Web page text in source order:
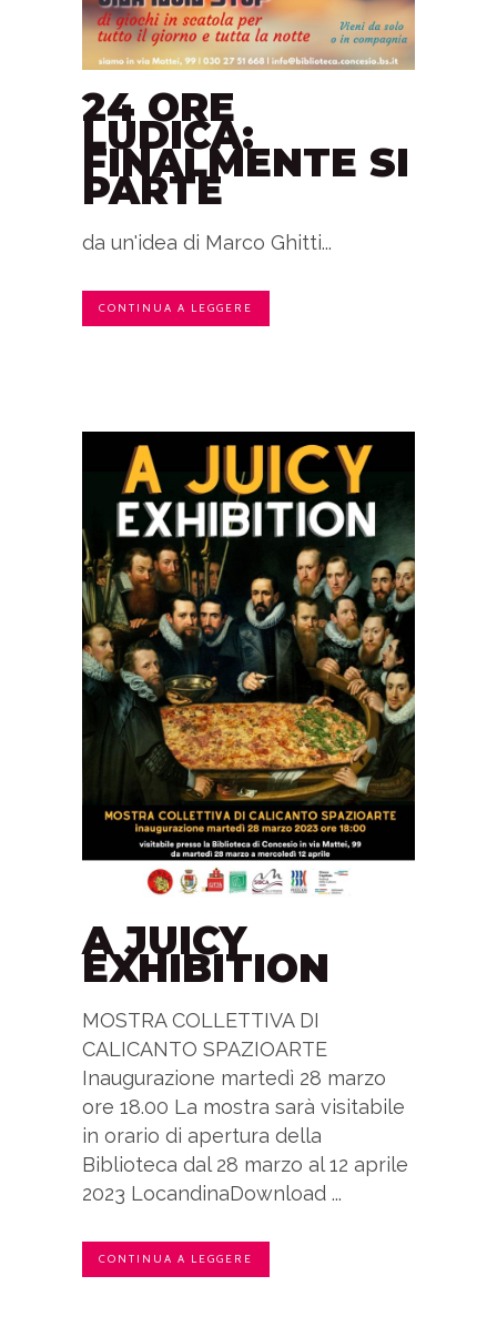
24 ORE
LUDICA:
FINALMENTE SI
PARTE
da un'idea di Marco Ghitti...
CONTINUA A LEGGERE
A JUICY
EXHIBITION
MOSTRA COLLETTIVA DI
CALICANTO SPAZIOARTE
Inaugurazione martedì 28 marzo
ore 18.00 La mostra sarà visitabile
in orario di apertura della
Biblioteca dal 28 marzo al 12 aprile
2023 LocandinaDownload ...
CONTINUA A LEGGERE